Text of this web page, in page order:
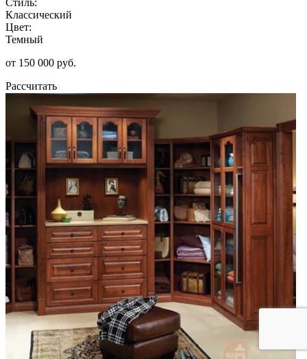
Классический
Цвет:
Темный
от 150 000 руб.
Рассчитать